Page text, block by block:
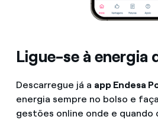
Ligue-se à energia
Descarregue já a app Endesa
energia sempre no bolso e
gestões online onde e quando